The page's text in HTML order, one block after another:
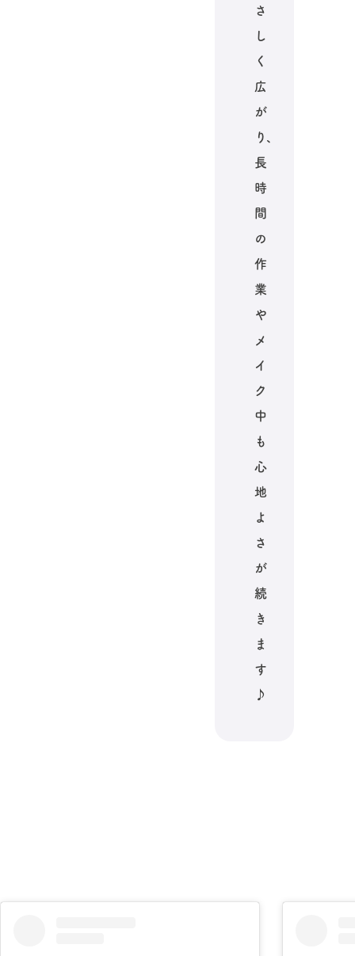
さ
し
く
広
が
り、
長
時
間
の
作
業
や
メ
イ
ク
中
も
心
地
よ
さ
が
続
き
ま
す
♪